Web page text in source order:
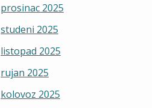
prosinac 2025
studeni 2025
listopad 2025
rujan 2025
kolovoz 2025